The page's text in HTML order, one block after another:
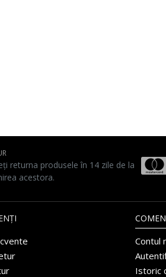
returna produsele în 14 zile de la
acestora.
Contul
Istoric